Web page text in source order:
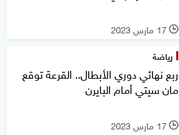
l 17 مارس 2023
رياضة
ربع نهائي دوري الأبطال.. القرعة توقع
مان سيتي أمام البايرن
l 17 مارس 2023